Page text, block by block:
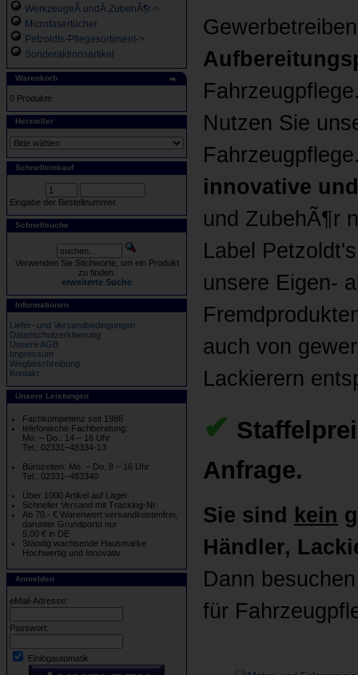
WerkzeugeÂ undÂ ZubehÃ¶r->
Microfasertücher
Petzoldts-Pflegesortiment->
Sonderaktionsartikel
Warenkorb
0 Produkte
Hersteller
Schnelleinkauf
Eingabe der Bestellnummer.
Schnellsuche
Verwenden Sie Stichworte, um ein Produkt
zu finden.
erweiterte Suche
Informationen
Liefer- und Versandbedingungen
Datenschutzerklaerung
Unsere AGB
Impressum
Wegbeschreibung
Kontakt
Unsere Leistungen
Fachkompetenz seit 1988
telefonische Fachberatung:
Mo. – Do.: 14 – 16 Uhr
Tel.: 02331–48334-13
Bürozeiten: Mo. – Do. 8 – 16 Uhr
Tel.: 02331–483340
Über 1000 Artikel auf Lager
Schneller Versand mit Tracking-Nr.
Ab 70.- € Warenwert versandkostenfrei,
darunter Grundporto nur
5,00 € in DE
Ständig wachsende Hausmarke
Hochwertig und Innovativ
Anmelden
eMail-Adresse:
Passwort:
Einlogautomatik
Nutzen Sie
innovative
und ZubehÃ¶r
Label
unsere Eigen-
auch von
Lackierern
✔
Anfrage.
Sie sind kein
Händler,
Dann
für